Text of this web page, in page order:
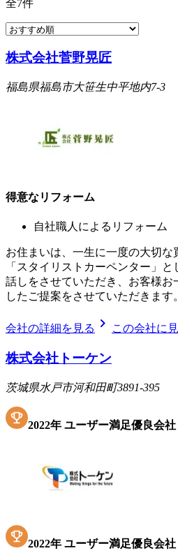
全7件
株式会社菅野晃匠
福島県福島市大笹生中平地内7-3
得意なリフォーム
自社職人によるリフォーム
お住まいは、一生に一度の大切な
「スタイリストカーペンター」
話しをさせていただき、お客様お
したご提案をさせていただきます。
会社の詳細を見る chevron_right この会社に
株式会社トーケン
茨城県水戸市河和田町3891-395
2022年 ユーザー満足優良会社
2022年 ユーザー満足優良会社